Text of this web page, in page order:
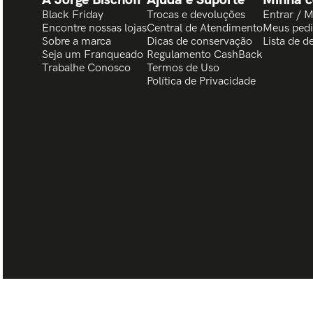
Black Friday
Encontre nossas lojas
Sobre a marca
Seja um Franqueado
Trabalhe Conosco
Trocas e devoluções
Central de Atendimento
Dicas de conservação
Regulamento CashBack
Termos de Uso
Política de Privacidade
Entrar /
Meus
Lista de